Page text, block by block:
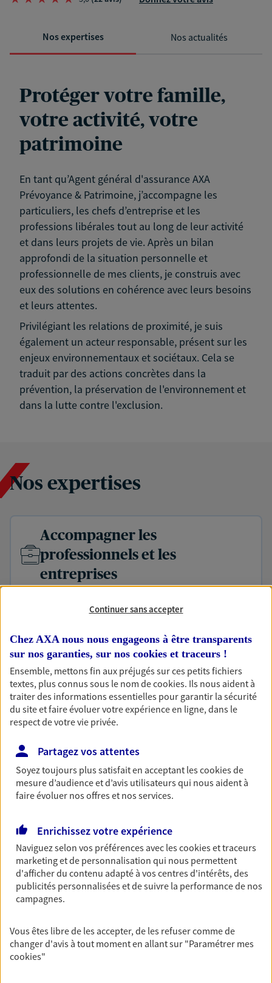
Nos expertises Nos actualités
Protéger votre famille,
votre activité, votre
patrimoine
En tant qu’Agent général d'assurance AXA
Prévoyance & Patrimoine, j’accompagne les
particuliers, les chefs d’entreprise et les
professions libérales tout au long de leur activité
et dans leurs projets de vie. Après un bilan
approfondi de la situation personnelle et
professionnelle de mes clients, je construis avec
eux des solutions en cohérence avec leurs besoins
et leurs attentes.
Privilégiant les relations de proximité, je suis
également un acteur responsable, présent sur les
enjeux environnementaux et sociétaux. Cela se
traduit par des actions concrètes dans la
prévention, la préservation de l'environnement et
dans la lutte contre l'exclusion.
Nos expertises
Accompagner les
professionnels et les
entreprises
bâtissons ensemble des solutions cohérentes pour
vous-même et votre famille.
Accompagner vos projets de
vie
Achat immobilier, installation, départ à la retraite…
Autant de moments de vie qui nécessitent des solutions
cohérent avec vos besoins
Vous aider à constituer une
De nombreuses solutions s'offrent à vous pour faire
fructifier votre épargne. Laquelle correspond à vos
objectifs ? Rien ne remplace les conseils d'un expert :
Assurance vie, PER, Livret… Faisons le point ensemble !
Anticipez les imprévus et sécurisez votre futur grâce à
nos différentes solutions. Nous vous accompagnons
dans vos projets de vie en privilégiant une relation de
Continuer sans accepter
Chez AXA nous nous engageons à être transparents
sur nos garanties, sur nos cookies et traceurs !
Ensemble, mettons fin aux préjugés sur ces petits fichiers
textes, plus connus sous le nom decookies. Ils nous aident à
traiter des informations essentielles pour garantir la sécurité
du site et faire évoluer votre expérience en ligne, dans le
respect de votre vie privée.
Partagez vos attentes
Soyez toujours plus satisfait en acceptant lescookiesde
mesure d’audience et d’avis utilisateurs qui nous aident à
faire évoluer nos offres et nos services.
Enrichissez votre expérience
Naviguez selon vos préférences avec lescookies et traceurs
marketing et de personnalisation qui nous permettent
d'afficher du contenu adapté à vos centres d'intérêts, des
publicités personnalisées et de suivre la performance de nos
campagnes.
Vous êtes libre de les accepter, de les refuser comme de
changer d'avis à tout moment en allant sur "Paramétrer mes
cookies"